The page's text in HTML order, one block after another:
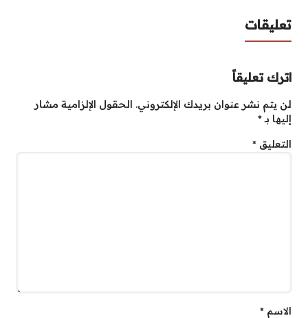
تعليقات
اترك تعليقاً
لن يتم نشر عنوان بريدك الإلكتروني. الحقول الإلزامية مشار
إليها بـ*
التعليق *
الاسم *